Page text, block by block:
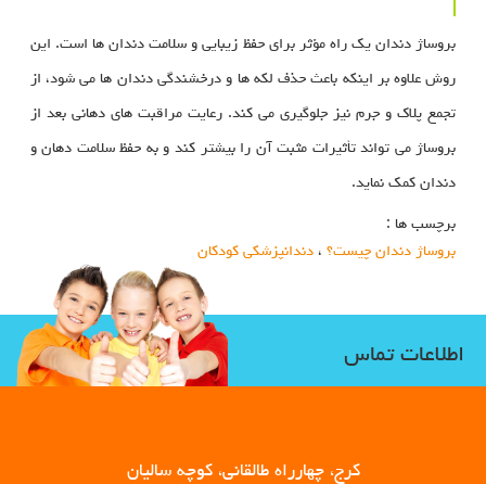
بروساژ دندان یک راه مؤثر برای حفظ زیبایی و سلامت دندان‌ ها است. این
روش علاوه بر اینکه باعث حذف لکه‌ ها و درخشندگی دندان‌ ها می‌ شود، از
تجمع پلاک و جرم نیز جلوگیری می‌ کند. رعایت مراقبت‌ های دهانی بعد از
بروساژ می‌ تواند تأثیرات مثبت آن را بیشتر کند و به حفظ سلامت دهان و
دندان کمک نماید.
برچسب ها :
بروساژ دندان چیست؟، دندانپزشکی کودکان
اطلاعات تماس
کرج، چهارراه طالقانی، کوچه سالیان